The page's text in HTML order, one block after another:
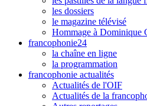
les dossiers
le magazine télévisé
Hommage à Dominique
francophonie24
la chaîne en ligne
la programmation
francophonie actualités
Actualités de l'OIF
Actualités de la